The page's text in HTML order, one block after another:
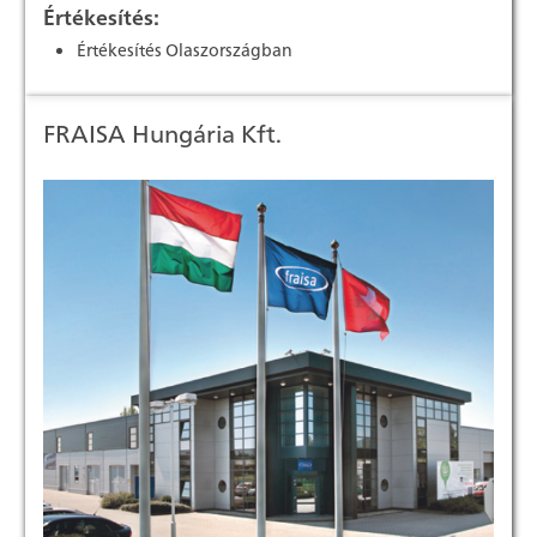
Értékesítés:
Értékesítés Olaszországban
FRAISA Hungária Kft.